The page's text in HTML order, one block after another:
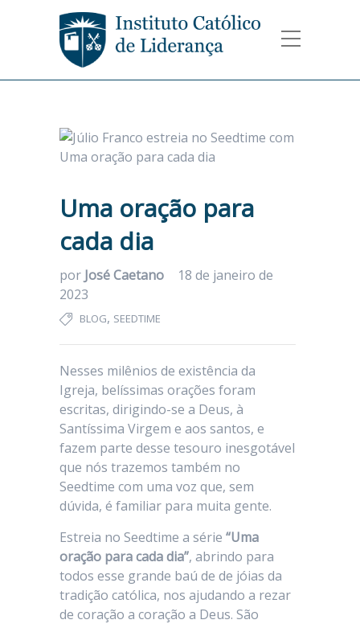
Uma oração para
cada dia
por José Caetano
18 de janeiro de
2023
BLOG, SEEDTIME
Nesses milênios de existência da
Igreja, belíssimas orações foram
escritas, dirigindo-se a Deus, à
Santíssima Virgem e aos santos, e
fazem parte desse tesouro inesgotável
que nós trazemos também no
Seedtime com uma voz que, sem
dúvida, é familiar para muita gente.
Estreia no Seedtime a série “Uma
oração para cada dia”, abrindo para
todos esse grande baú de de jóias da
tradição católica, nos ajudando a rezar
de coração a coração a Deus. São